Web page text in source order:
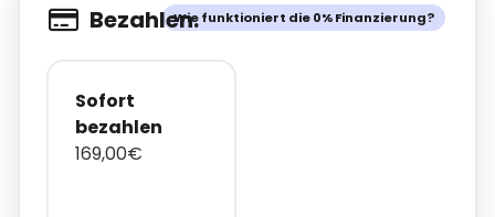
Wie funktioniert die 0% Finanzierung?
Bezahlen.
Sofort
bezahlen
169,00€